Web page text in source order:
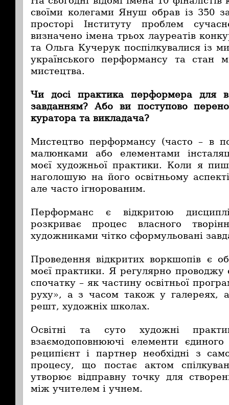
своїми колегами Януш обрав із 350
просторі Інституту проблем
визначено імена трьох лауреатів
та Ольга Кучерук поспілкувалися із
українського перформансу та стан
мистецтва.
Чи досі практика перформера для
завданням? Або ви поступово
куратора та викладача?
Мистецтво перформансу (часто – в
малюнками або елементами
моєї художньої практики. Коли я
наголошую на його освітньому
але часто ігнорованим.
Перформанс є відкритою
розкриває процес власного
художниками чітко сформульовані
Проведення відкритих воркшопів є
моєї практики. Я регулярно проводжу
спочатку – як частину освітньої
руху», а з часом також у галереях,
решт, художніх школах.
Освітні та суто художні
взаємодоповнюючі елементи
реципієнт і партнер необхідні з
процесу, що постає актом
утворює відправну точку для
між учителем і учнем.